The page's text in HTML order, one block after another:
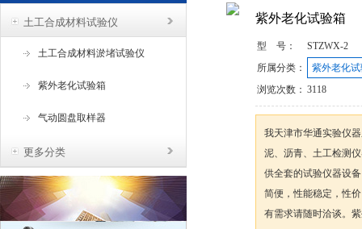
土工合成材料试验仪
土工合成材料淤堵试验仪
紫外老化试验箱
气动圆盘取样器
更多分类
紫外老化试验箱
型 号：
STZWX-2
所属分类：
紫外老化
浏览次数： 3118
我天津市华通实验仪
泥、沥青、土工检测
供全套的试验仪器设
简便，性能稳定，性
有需求请随时洽谈。